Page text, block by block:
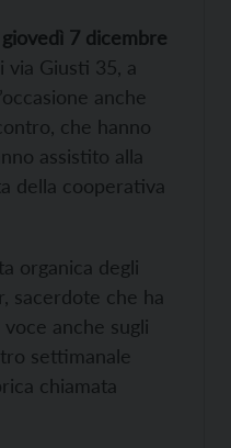
giovedì 7 dicembre
via Giusti 35, a
anche
che hanno
assistito alla
della cooperativa
organica degli
sacerdote che ha
anche sugli
settimanale
chiamata